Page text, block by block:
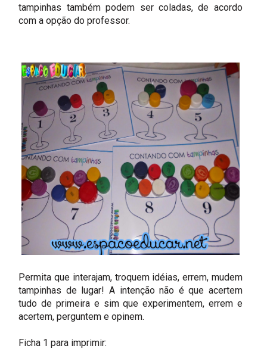
tampinhas também podem ser coladas, de acordo
com a opção do professor.
Permita que interajam, troquem idéias, errem, mudem
tampinhas de lugar! A intenção não é que acertem
tudo de primeira e sim que experimentem, errem e
acertem, perguntem e opinem.
Ficha 1 para imprimir: